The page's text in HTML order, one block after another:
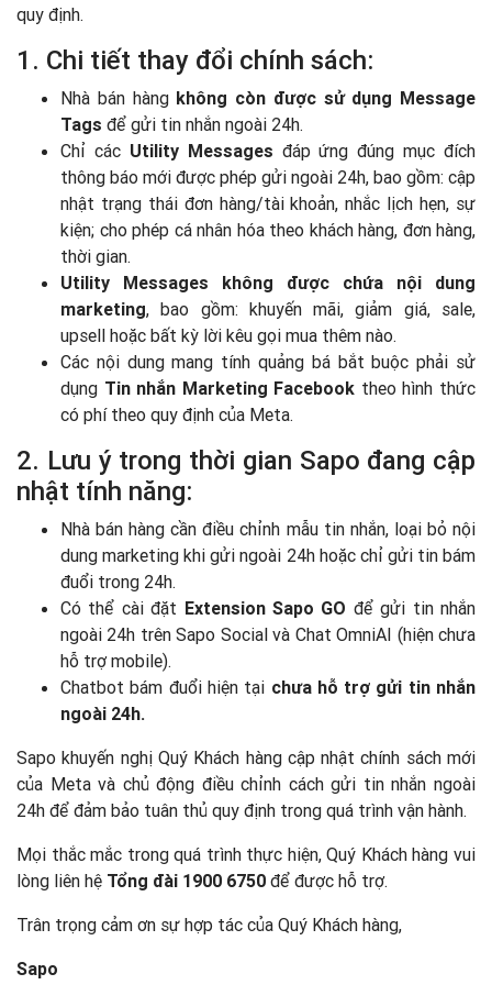
quy định.
1. Chi tiết thay đổi chính sách:
Nhà bán hàng không còn được sử dụng Message
Tags để gửi tin nhắn ngoài 24h.
Chỉ các Utility Messages đáp ứng đúng mục đích
thông báo mới được phép gửi ngoài 24h, bao gồm: cập
nhật trạng thái đơn hàng/tài khoản, nhắc lịch hẹn, sự
kiện; cho phép cá nhân hóa theo khách hàng, đơn hàng,
thời gian.
Utility Messages không được chứa nội dung
marketing, bao gồm: khuyến mãi, giảm giá, sale,
upsell hoặc bất kỳ lời kêu gọi mua thêm nào.
Các nội dung mang tính quảng bá bắt buộc phải sử
dụng Tin nhắn Marketing Facebook theo hình thức
có phí theo quy định của Meta.
2. Lưu ý trong thời gian Sapo đang cập
nhật tính năng:
Nhà bán hàng cần điều chỉnh mẫu tin nhắn, loại bỏ nội
dung marketing khi gửi ngoài 24h hoặc chỉ gửi tin bám
đuổi trong 24h.
Có thể cài đặt Extension Sapo GO để gửi tin nhắn
ngoài 24h trên Sapo Social và Chat OmniAI (hiện chưa
hỗ trợ mobile).
Chatbot bám đuổi hiện tại chưa hỗ trợ gửi tin nhắn
ngoài 24h.
Sapo khuyến nghị Quý Khách hàng cập nhật chính sách mới
của Meta và chủ động điều chỉnh cách gửi tin nhắn ngoài
24h để đảm bảo tuân thủ quy định trong quá trình vận hành.
Mọi thắc mắc trong quá trình thực hiện, Quý Khách hàng vui
lòng liên hệ Tổng đài 1900 6750 để được hỗ trợ.
Trân trọng cảm ơn sự hợp tác của Quý Khách hàng,
Sapo